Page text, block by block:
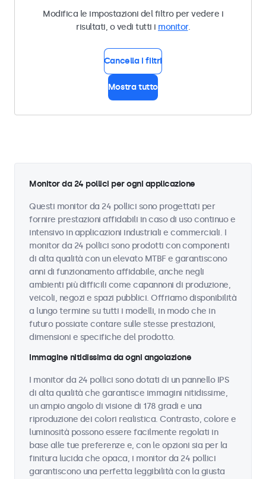
Modifica le impostazioni del filtro per vedere i
risultati, o vedi tutti i monitor.
Cancella i filtri
Mostra tutto
Monitor da 24 pollici per ogni applicazione
Questi monitor da 24 pollici sono progettati per
fornire prestazioni affidabili in caso di uso continuo e
intensivo in applicazioni industriali e commerciali. I
monitor da 24 pollici sono prodotti con componenti
di alta qualità con un elevato MTBF e garantiscono
anni di funzionamento affidabile, anche negli
ambienti più difficili come capannoni di produzione,
veicoli, negozi e spazi pubblici. Offriamo disponibilità
a lungo termine su tutti i modelli, in modo che in
futuro possiate contare sulle stesse prestazioni,
dimensioni e specifiche del prodotto.
Immagine nitidissima da ogni angolazione
I monitor da 24 pollici sono dotati di un pannello IPS
di alta qualità che garantisce immagini nitidissime,
un ampio angolo di visione di 178 gradi e una
riproduzione dei colori realistica. Contrasto, colore e
luminosità possono essere facilmente regolati in
base alle tue preferenze e, con le opzioni sia per la
finitura lucida che opaca, i monitor da 24 pollici
garantiscono una perfetta leggibilità con la giusta